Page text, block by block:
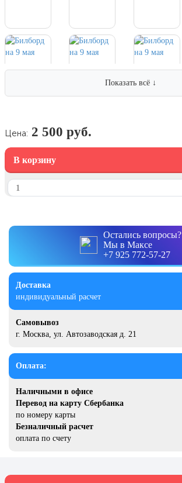
7 ноября, День Октябрьской
революции
внутренних дел РФ
День матери (последнее воскресенье
ноября)
контрнаступления советских войск
9 декабря, Международный день
9 декабря, День Героев Отечества
12 декабря, День конституции РФ
20 декабря, День работника органов
Новогоднее оформление
Рождество Христово
19 января, Крещение Господне
25 января, Татьянин день
14 февраля, День Святого
Валентина
15 февраля, День памяти о
россиянах...
23 февраля, День защитника
Показать всё ↓
Цена: 2 500 руб.
В корзину
Остались вопросы?
Мы в Максе
+7 925 772-57-27
Доставка
индивидуальный расчет
Самовывоз
г. Москва, ул. Автозаводская д. 21
Оплата:
Наличными в офисе
Перевод на карту Сбербанка
по номеру карты
Безналичный расчет
оплата по счету